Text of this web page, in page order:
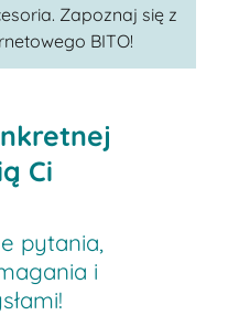
Zapoznaj się z
BITO!
Ci
pytania,
i